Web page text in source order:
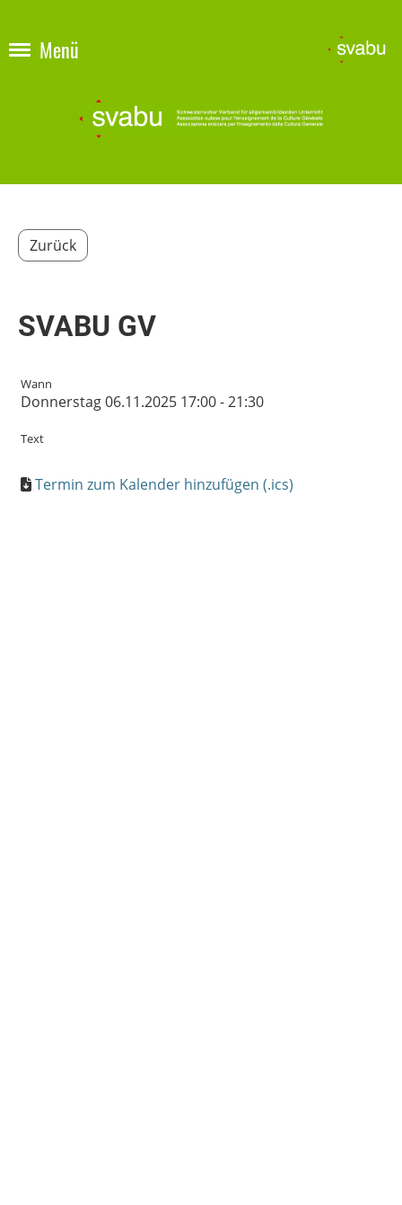
Menü
Zurück
SVABU GV
Wann
Donnerstag 06.11.2025 17:00 - 21:30
Text
Termin zum Kalender hinzufügen (.ics)